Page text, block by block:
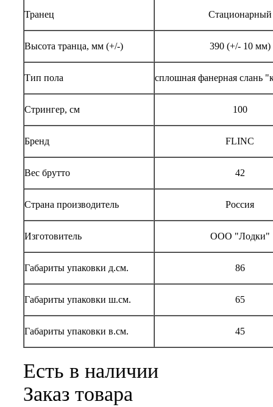
Транец Стационарный
Высота транца, мм (+/-) 390 (+/- 10 мм)
Тип пола сплошная фанерная слань
Стрингер, см 100
Бренд FLINC
Вес брутто 42
Страна производитель Россия
Изготовитель ООО "Лодки"
Габариты упаковки д.см. 86
Габариты упаковки ш.см. 65
Габариты упаковки в.см. 45
Есть в наличии
Заказ товара